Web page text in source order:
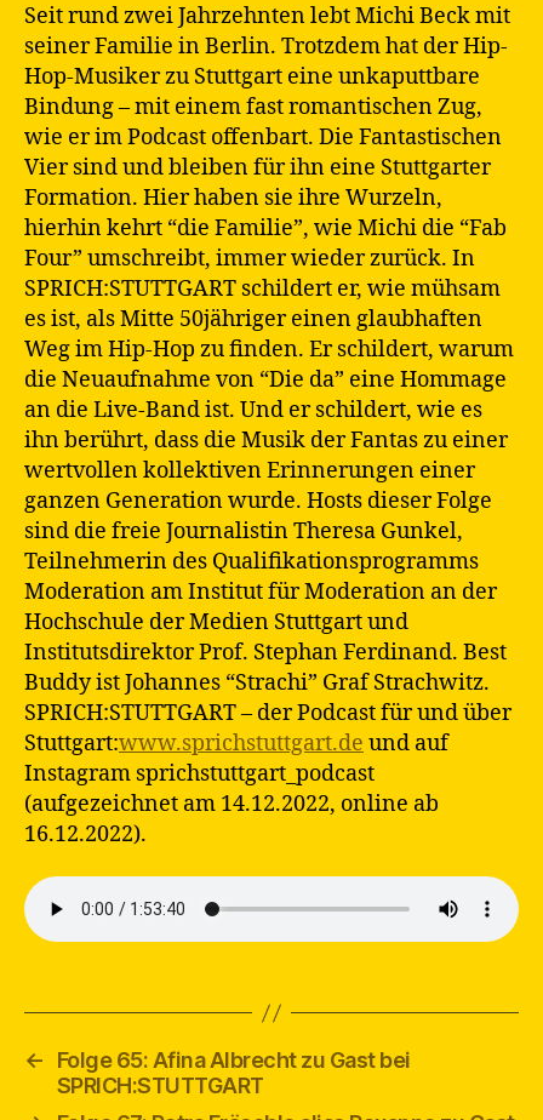
Seit rund zwei Jahrzehnten lebt Michi Beck mit
seiner Familie in Berlin. Trotzdem hat der Hip-
Hop-Musiker zu Stuttgart eine unkaputtbare
Bindung – mit einem fast romantischen Zug,
wie er im Podcast offenbart. Die Fantastischen
Vier sind und bleiben für ihn eine Stuttgarter
Formation. Hier haben sie ihre Wurzeln,
hierhin kehrt “die Familie”, wie Michi die “Fab
Four” umschreibt, immer wieder zurück. In
SPRICH:STUTTGART schildert er, wie mühsam
es ist, als Mitte 50jähriger einen glaubhaften
Weg im Hip-Hop zu finden. Er schildert, warum
die Neuaufnahme von “Die da” eine Hommage
an die Live-Band ist. Und er schildert, wie es
ihn berührt, dass die Musik der Fantas zu einer
wertvollen kollektiven Erinnerungen einer
ganzen Generation wurde. Hosts dieser Folge
sind die freie Journalistin Theresa Gunkel,
Teilnehmerin des Qualifikationsprogramms
Moderation am Institut für Moderation an der
Hochschule der Medien Stuttgart und
Institutsdirektor Prof. Stephan Ferdinand. Best
Buddy ist Johannes “Strachi” Graf Strachwitz.
SPRICH:STUTTGART – der Podcast für und über
Stuttgart:www.sprichstuttgart.de und auf
Instagram sprichstuttgart_podcast
(aufgezeichnet am 14.12.2022, online ab
16.12.2022).
←
Folge 65: Afina Albrecht zu Gast bei
SPRICH:STUTTGART